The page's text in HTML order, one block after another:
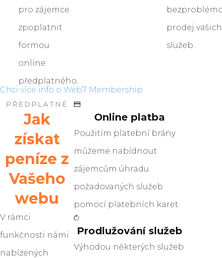
pro zájemce
zpoplatnit
formou
online
předplatného.
prodej vašich
služeb.
Chci více info o Web7 Membership
PŘEDPLATNÉ
Jak
získat
peníze z
Vašeho
webu
V rámci
funkčnosti námi
nabízených
Online platba
Použitím platební brány
můžeme nabídnout
zájemcům úhradu
požadovaných služeb
pomocí platebních karet.
Prodlužování služeb
Výhodou některých služeb